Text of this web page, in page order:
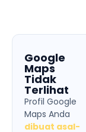
Google
Maps
Tidak
Terlihat
Profil Google
Maps Anda
dibuat asal-